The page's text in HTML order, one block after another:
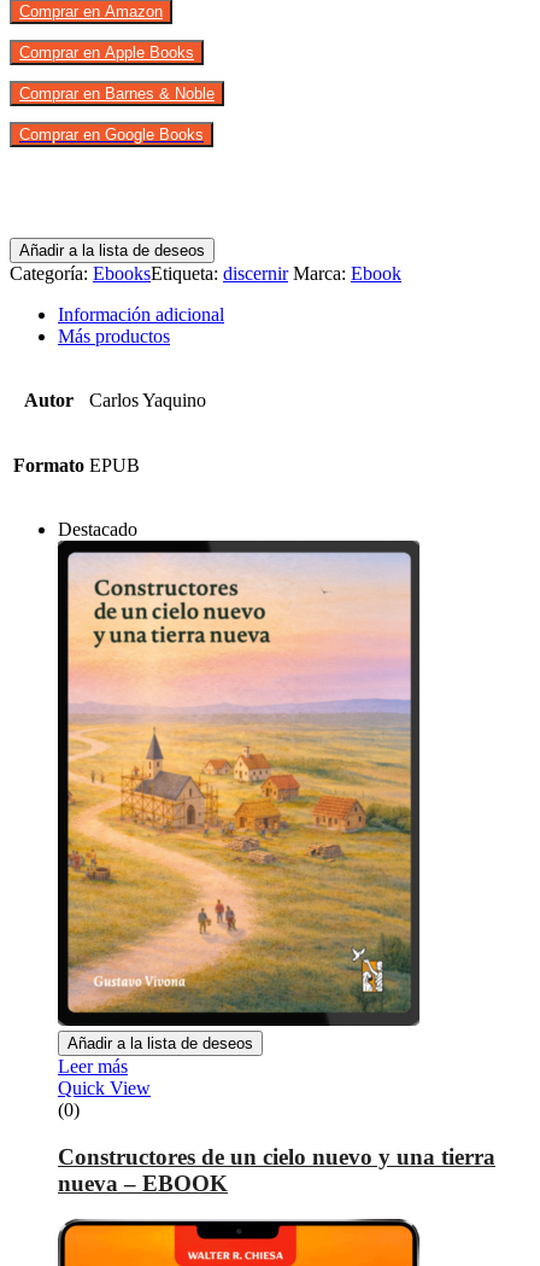
Comprar en Amazon
Comprar en Apple Books
Comprar en Barnes & Noble
Comprar en Google Books
Añadir a la lista de deseos
Categoría: EbooksEtiqueta: discernir Marca: Ebook
Información adicional
Más productos
Autor Carlos Yaquino
Formato EPUB
Destacado
Añadir a la lista de deseos
Leer más
Quick View
(0)
Constructores de un cielo nuevo y una tierra
nueva – EBOOK